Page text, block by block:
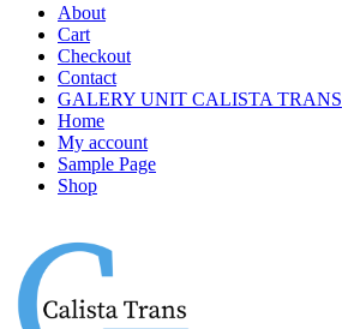
About
Cart
Checkout
Contact
GALERY UNIT CALISTA TRANS
Home
My account
Sample Page
Shop